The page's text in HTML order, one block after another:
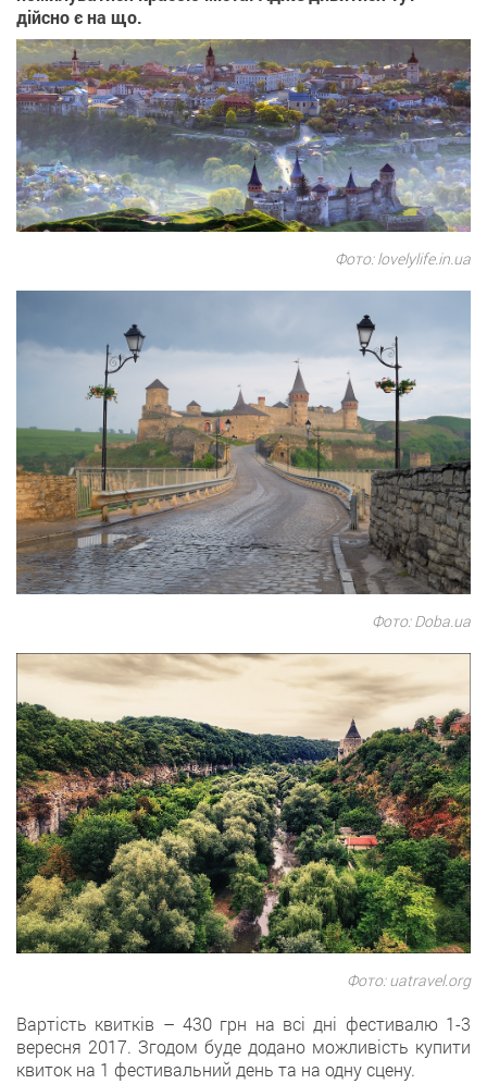
дійсно є на що.
Фото: lovelylife.in.ua
Фото: Doba.ua
Фото: uatravel.org
Вартість квитків – 430 грн на всі дні фестивалю 1-3
вересня 2017. Згодом буде додано можливість купити
квиток на 1 фестивальний день та на одну сцену.